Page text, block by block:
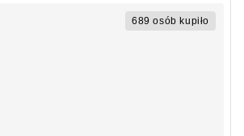
689 osób kupiło